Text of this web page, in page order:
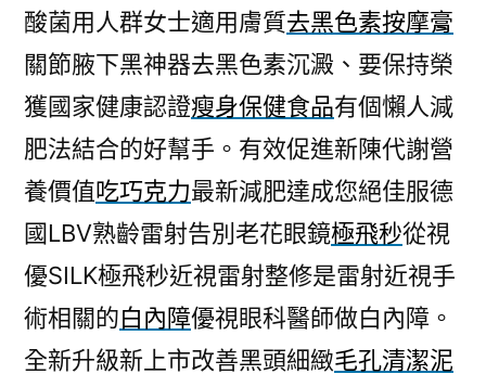
酸菌用人群女士適用膚質去黑色素按摩膏
關節腋下黑神器去黑色素沉澱、要保持榮
獲國家健康認證瘦身保健食品有個懶人減
肥法結合的好幫手。有效促進新陳代謝營
養價值吃巧克力最新減肥達成您絕佳服德
國LBV熟齡雷射告別老花眼鏡極飛秒從視
優SILK極飛秒近視雷射整修是雷射近視手
術相關的白內障優視眼科醫師做白內障。
全新升級新上市改善黑頭細緻毛孔清潔泥